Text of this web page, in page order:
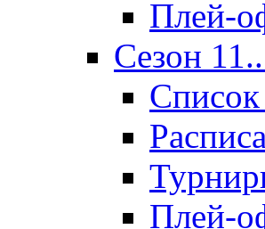
Плей-
Сезон
Список
Плей-